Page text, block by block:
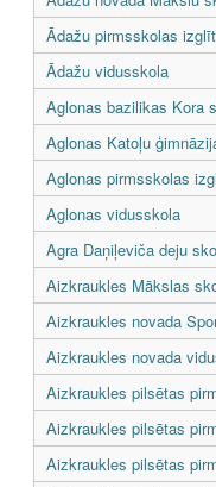
Ādažu pirmsskolas
Ādažu vidusskola
Aglonas bazilikas Kora
Aglonas Katoļu
Aglonas pirmsskolas
Aglonas vidusskola
Agra Daņiļeviča deju
Aizkraukles Mākslas
Aizkraukles novada
Aizkraukles novada
Aizkraukles pilsētas
Aizkraukles pilsētas
Aizkraukles pilsētas